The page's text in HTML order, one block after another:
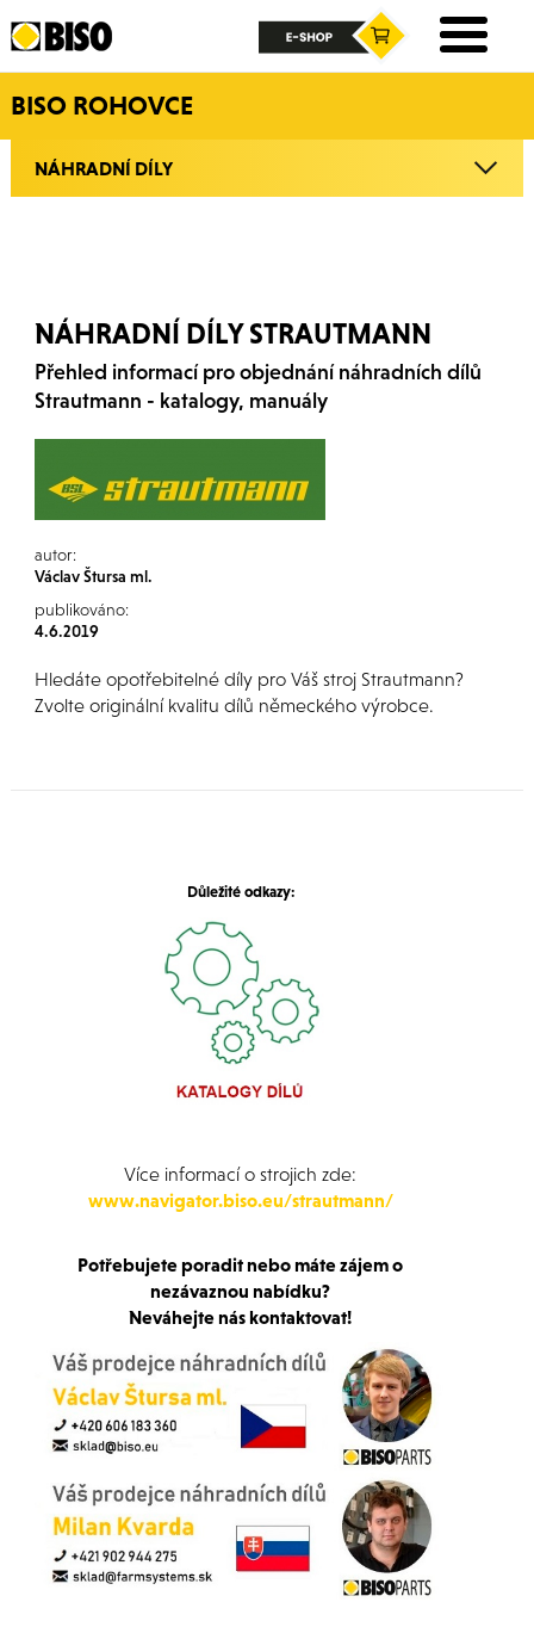
BISO ROHOVCE
NÁHRADNÍ DÍLY
NÁHRADNÍ DÍLY STRAUTMANN
Přehled informací pro objednání náhradních dílů
Strautmann - katalogy, manuály
autor:
Václav Štursa ml.
publikováno:
4.6.2019
Hledáte opotřebitelné díly pro Váš stroj Strautmann?
Zvolte originální kvalitu dílů německého výrobce.
Důležité odkazy:
Více informací o strojich zde:
www.navigator.biso.eu/strautmann/
Potřebujete poradit nebo máte zájem o
nezávaznou nabídku?
Neváhejte nás kontaktovat!